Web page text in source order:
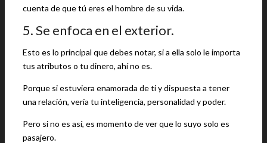
cuenta de que tú eres el hombre de su vida.
5. Se enfoca en el exterior.
Esto es lo principal que debes notar, si a ella solo le importa
tus atributos o tu dinero, ahí no es.
Porque si estuviera enamorada de ti y dispuesta a tener
una relación, vería tu inteligencia, personalidad y poder.
Pero si no es así, es momento de ver que lo suyo solo es
pasajero.